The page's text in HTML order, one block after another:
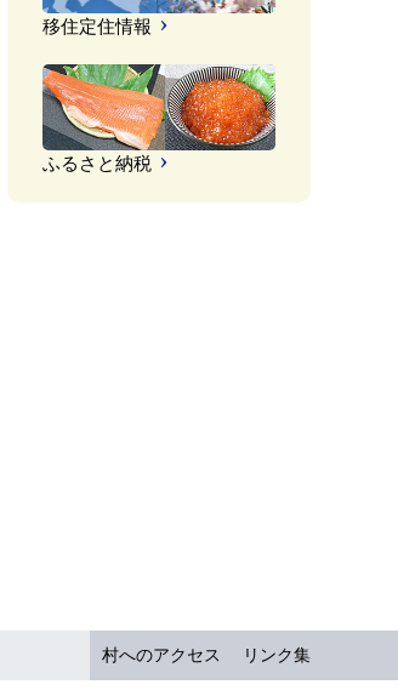
移住定住情報
ふるさと納税
村へのアクセス リンク集